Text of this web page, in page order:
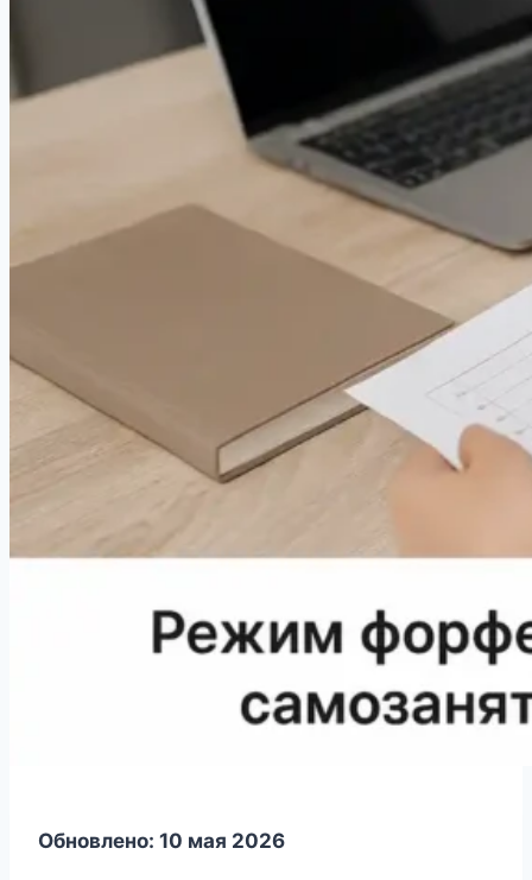
Обновлено: 10 мая 2026